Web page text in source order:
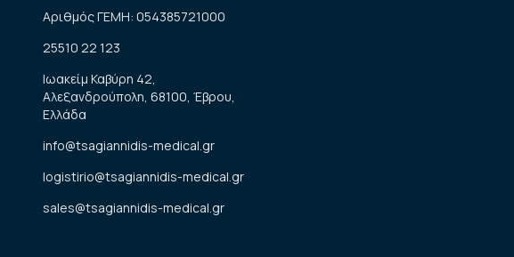
Αριθμός ΓΕΜΗ: 054385721000
25510 22 123
Ιωακείμ Καβύρη 42,
Αλεξανδρούπολη, 68100, Έβρου,
Ελλάδα
info@tsagiannidis-medical.gr
logistirio@tsagiannidis-medical.gr
sales@tsagiannidis-medical.gr